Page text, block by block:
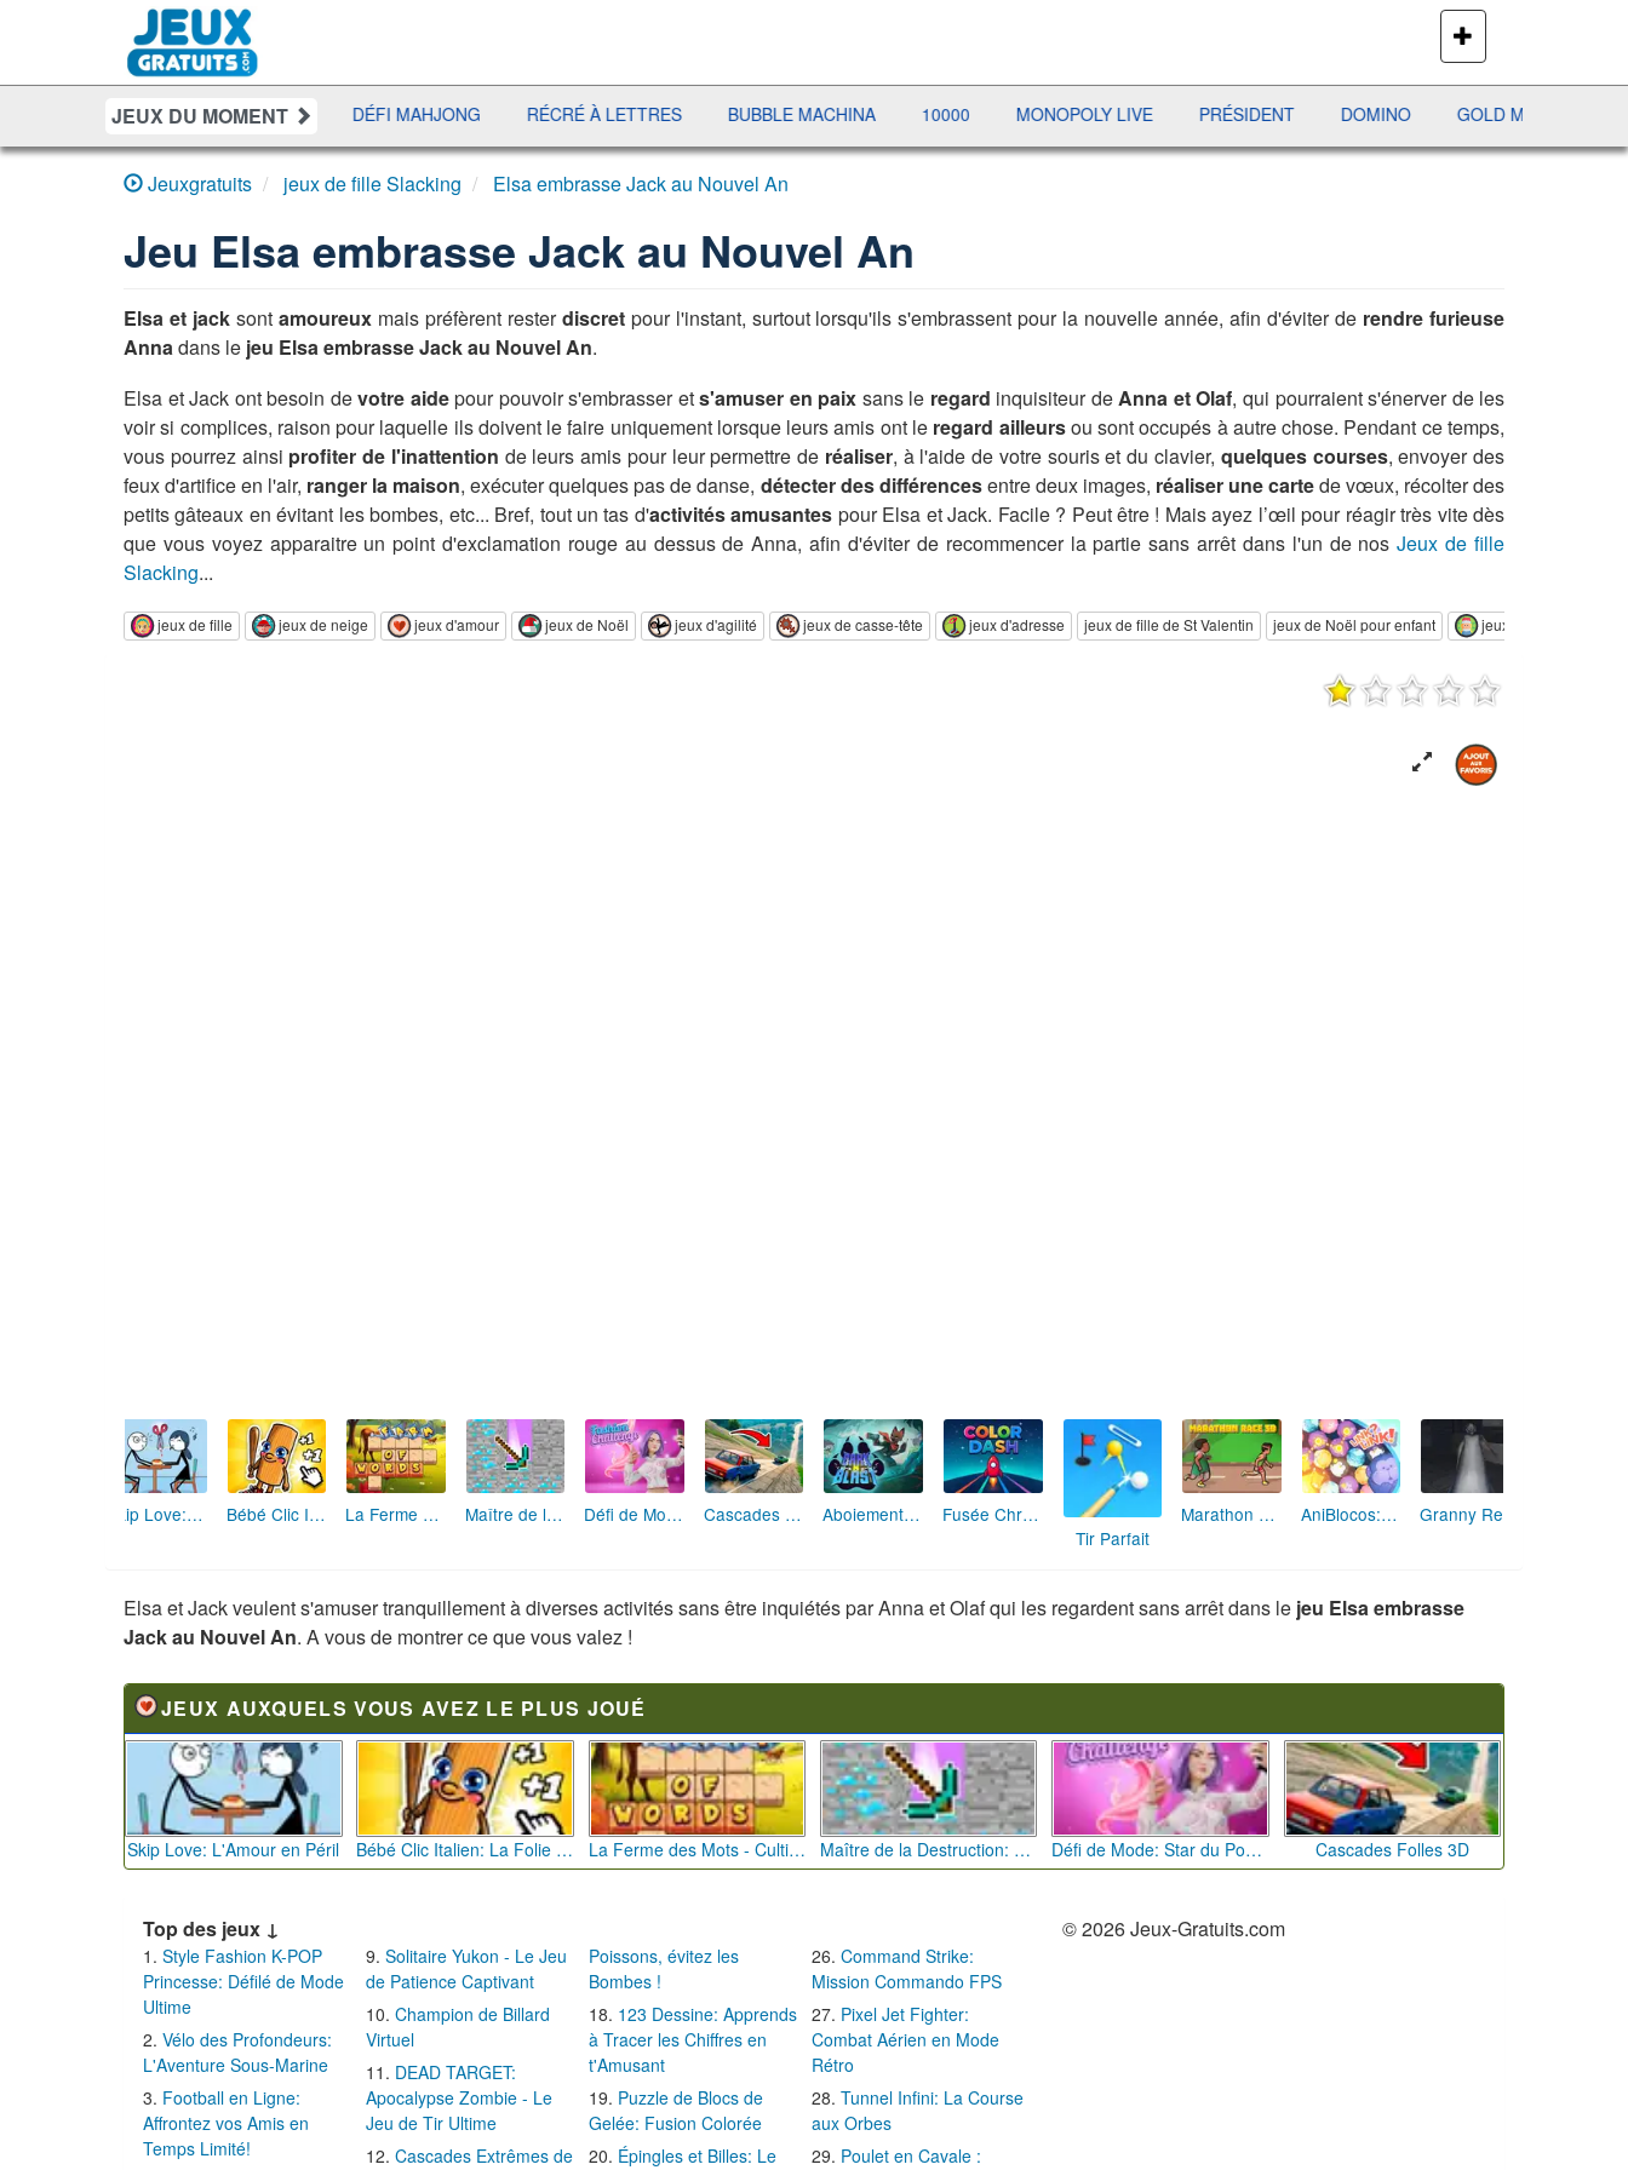
PLUS
DE
JEUX
JEUX DU MOMENT
UNO DISCO DÉFI MAHJONG RÉCRÉ À LETTRES BUBBLE MACHINA 10000 MONOPOLY LIVE PRÉSIDENT DOMINO GOLD MINE
Jeuxgratuits jeux de fille Slacking Elsa embrasse Jack au Nouvel An
Jeu Elsa embrasse Jack au Nouvel An
Elsa et jacksont amoureuxmais préfèrent resterdiscretpour l'instant, surtout lorsqu'ils s'embrassent pour la nouvelle année, afin d'éviter de rendre furieuse
Annadans le jeu Elsa embrasse Jack au Nouvel An.
Elsa et Jack ont besoin devotre aidepour pouvoir s'embrasser ets'amuser en paix sans le regard inquisiteur deAnna et Olaf, qui pourraient s'énerver de les
voir si complices, raison pour laquelle ils doivent le faire uniquement lorsque leurs amis ont le regard ailleursou sont occupés à autre chose. Pendant ce temps,
vous pourrez ainsi profiter de l'inattention de leurs amis pour leur permettre de réaliser, à l'aide de votre souris et du clavier, quelques courses, envoyer des
feux d'artifice en l'air, ranger la maison, exécuter quelques pas de danse, détecter des différencesentre deux images, réaliser une cartede vœux, récolter des
petits gâteaux en évitant les bombes, etc... Bref, tout un tas d'activités amusantes pour Elsa et Jack. Facile ? Peut être ! Mais ayez l’œil pour réagir très vite dès
que vous voyez apparaitre un point d'exclamation rouge au dessus de Anna, afin d'éviter de recommencer la partie sans arrêt dans l'un de nosJeux de fille
Slacking...
jeux de fille jeux de neige jeux d'amour jeux de Noël jeux d'agilité jeux de casse-tête jeux d'adresse jeux de fille de St Valentin jeux de Noël pour enfant jeux de Noël pour fille
Skip Love: L'Amour en Péril Bébé Clic Italien: La Folie des Petits Bambins La Ferme des Mots - Cultivez votre Vocabulaire Maître de la Destruction: Fusion de Pioches Défi de Mode: Star du Podium Cascades Folles 3D Aboiement Stellaire : Aventure Canine
Fusée Chromatique: La Course des Couleurs
Tir Parfait
Marathon Champion io AniBlocos: Connecte les Animaux Mignons!
Elsa et Jack veulent s'amuser tranquillement à diverses activités sans être inquiétés par Anna et Olaf qui les regardent sans arrêt dans le jeu Elsa embrasse
Jack au Nouvel An. A vous de montrer ce que vous valez !
JEUX AUXQUELS VOUS AVEZ LE PLUS JOUÉ
Skip Love: L'Amour en Péril Bébé Clic Italien: La Folie des Petits Bambins La Ferme des Mots - Cultivez votre Vocabulaire Maître de la Destruction: Fusion de Pioches Défi de Mode: Star du Podium Cascades Folles 3D
Top des jeux ↓
Style Fashion K-POP
Princesse: Défilé de Mode
Ultime
Vélo des Profondeurs:
L'Aventure Sous-Marine
Football en Ligne:
Affrontez vos Amis en
Temps Limité!
Solitaire Yukon - Le Jeu
de Patience Captivant
Champion de Billard
Virtuel
DEAD TARGET:
Apocalypse Zombie - Le
Jeu de Tir Ultime
Cascades Extrêmes de
Poissons, évitez les
Bombes !
123 Dessine: Apprends
à Tracer les Chiffres en
t'Amusant
Puzzle de Blocs de
Gelée: Fusion Colorée
Épingles et Billes: Le
Command Strike:
Mission Commando FPS
Pixel Jet Fighter:
Combat Aérien en Mode
Rétro
Tunnel Infini: La Course
aux Orbes
Poulet en Cavale :
© 2026 Jeux-Gratuits.com